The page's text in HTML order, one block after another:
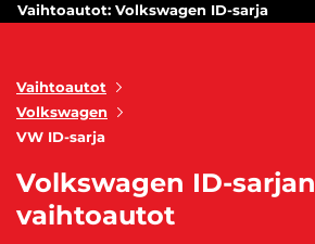
Vaihtoautot: Volkswagen ID-sarja
Vaihtoautot
Volkswagen
VW ID-sarja
Volkswagen ID-sarjan
vaihtoautot